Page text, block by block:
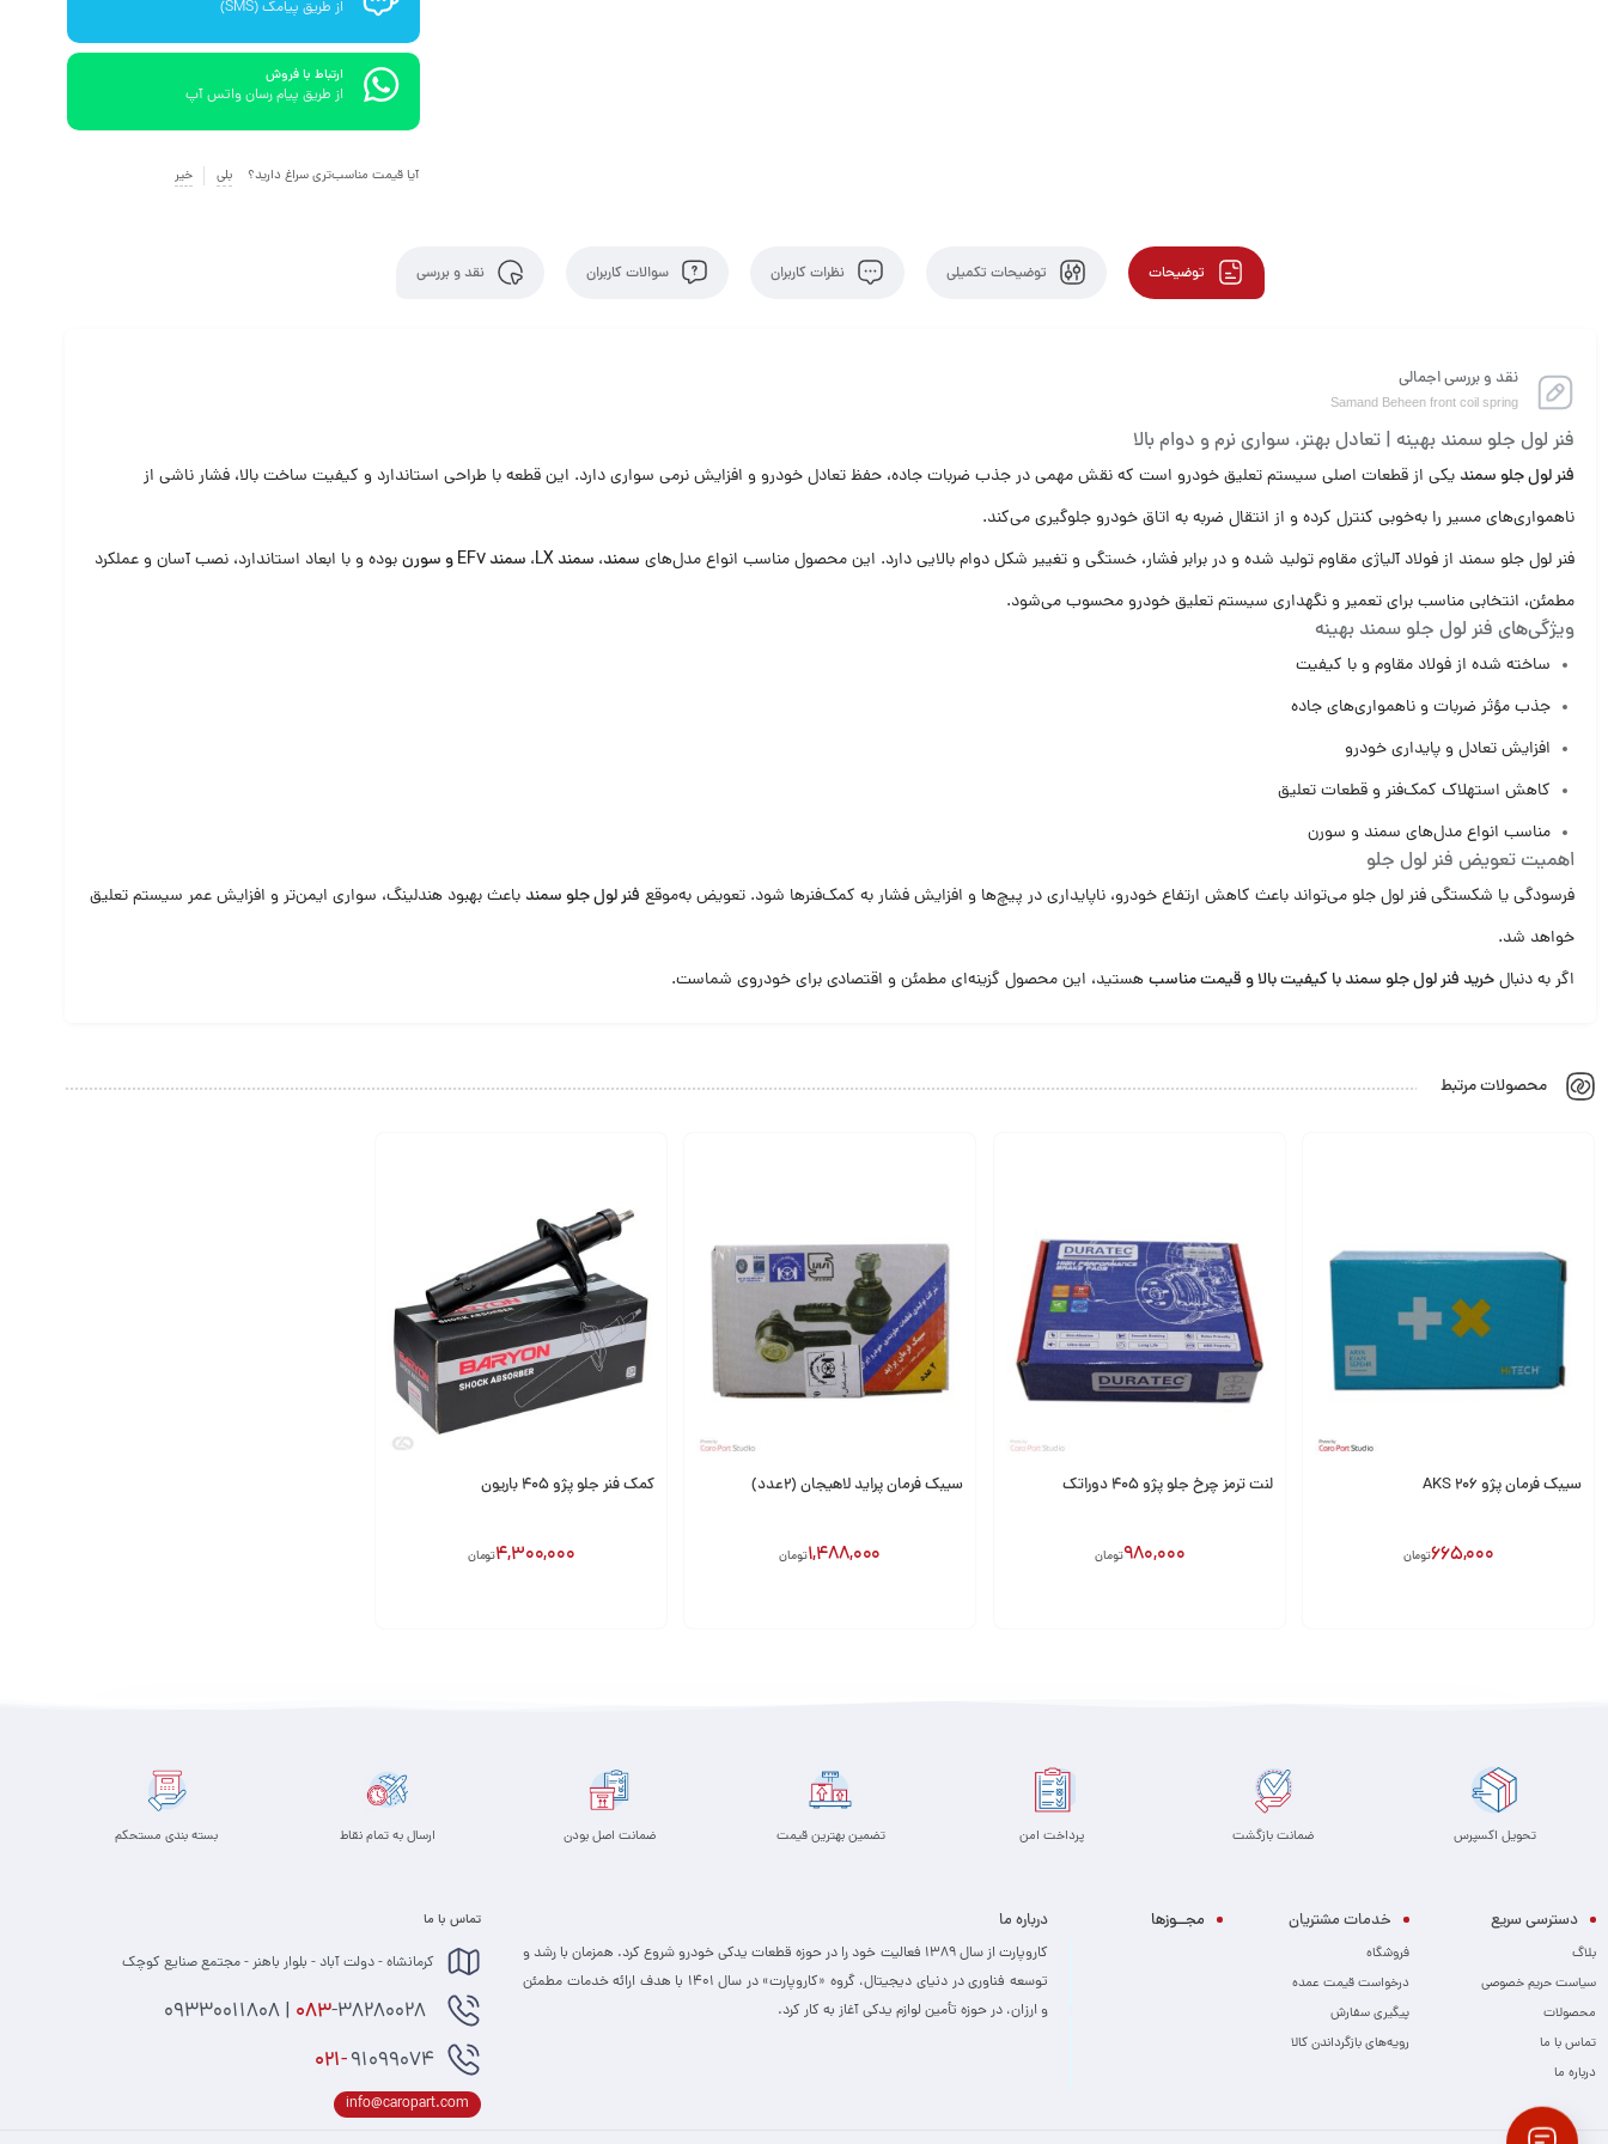
از طریق پیامک (SMS)
ارتباط با فروش
از طریق پیام رسان واتس آپ
آیا قیمت مناسب‌تری سراغ دارید؟ بلی خیر
توضیحات توضیحات تکمیلی نظرات کاربران سوالات کاربران نقد و بررسی
نقد و بررسی اجمالی
Samand Beheen front coil spring
فنر لول جلو سمند بهینه | تعادل بهتر، سواری نرم و دوام بالا
فنر لول جلو سمند یکی از قطعات اصلی سیستم تعلیق خودرو است که نقش مهمی در جذب ضربات جاده، حفظ تعادل خودرو و افزایش نرمی سواری دارد. این قطعه با طراحی استاندارد و کیفیت ساخت بالا، فشار ناشی از
ناهمواری‌های مسیر را به‌خوبی کنترل کرده و از انتقال ضربه به اتاق خودرو جلوگیری می‌کند.
فنر لول جلو سمند از فولاد آلیاژی مقاوم تولید شده و در برابر فشار، خستگی و تغییر شکل دوام بالایی دارد. این محصول مناسب انواع مدل‌های سمند، سمند LX، سمند EF7 و سورن
بوده و با ابعاد استاندارد، نصب آسان و عملکرد
مطمئن، انتخابی مناسب برای تعمیر و نگهداری سیستم تعلیق خودرو محسوب می‌شود.
ویژگی‌های فنر لول جلو سمند بهینه
ساخته شده از فولاد مقاوم و با کیفیت
جذب مؤثر ضربات و ناهمواری‌های جاده
افزایش تعادل و پایداری خودرو
کاهش استهلاک کمک‌فنر و قطعات تعلیق
مناسب انواع مدل‌های سمند و سورن
اهمیت تعویض فنر لول جلو
فرسودگی یا شکستگی فنر لول جلو می‌تواند باعث کاهش ارتفاع خودرو، ناپایداری در پیچ‌ها و افزایش فشار به کمک‌فنرها شود. تعویض به‌موقع فنر لول جلو سمند باعث بهبود هندلینگ، سواری ایمن‌تر و افزایش عمر سیستم تعلیق
خواهد شد.
اگر به دنبالخرید فنر لول جلو سمند با کیفیت بالا و قیمت مناسبهستید، این محصول گزینه‌ای مطمئن و اقتصادی برای خودروی شماست.
محصولات مرتبط
سیبک فرمان پژو 206 AKS
665,000تومان
لنت ترمز چرخ جلو پژو ۴۰۵ دوراتک
980,000تومان
سیبک فرمان پراید لاهیجان (2عدد)
1,488,000تومان
کمک فنر جلو پژو 405 باریون
4,300,000تومان
تحویل اکسپرس ضمانت بازگشت پرداخت امن تضمین بهترین قیمت ضمانت اصل بودن ارسال به تمام نقاط بسته بندی مستحکم
دسترسی سریع
بلاگ
سیاست حریم خصوصی
محصولات
تماس با ما
درباره ما
خدمات مشتریان
فروشگاه
درخواست قیمت عمده
پیگیری سفارش
رویه‌های بازگرداندن کالا
مجــوزها درباره ما
کاروپارت از سال ۱۳۸۹ فعالیت خود را در حوزه قطعات یدکی خودرو شروع کرد. همزمان با رشد و
توسعه فناوری در دنیای دیجیتال، گروه «کاروپارت» در سال ۱۴۰۱ با هدف ارائه خدمات مطمئن
و ارزان، ­در حوزه تأمین لوازم یدکی آغاز به کار کرد.
تماس با ما
کرمانشاه - دولت آباد - بلوار باهنر - مجتمع صنایع کوچک
-38280028 | 09330011808
021-91099074
info@caropart.com